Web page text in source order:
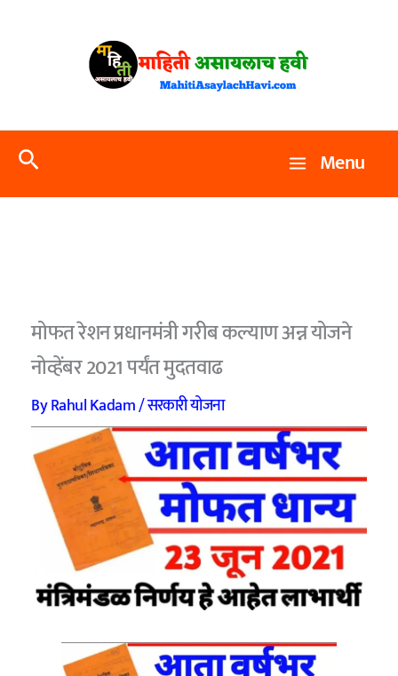
Search Menu
मोफत रेशन प्रधानमंत्री गरीब कल्याण अन्न योजने
नोव्हेंबर 2021 पर्यंत मुदतवाढ
ByRahul Kadam/सरकारी योजना